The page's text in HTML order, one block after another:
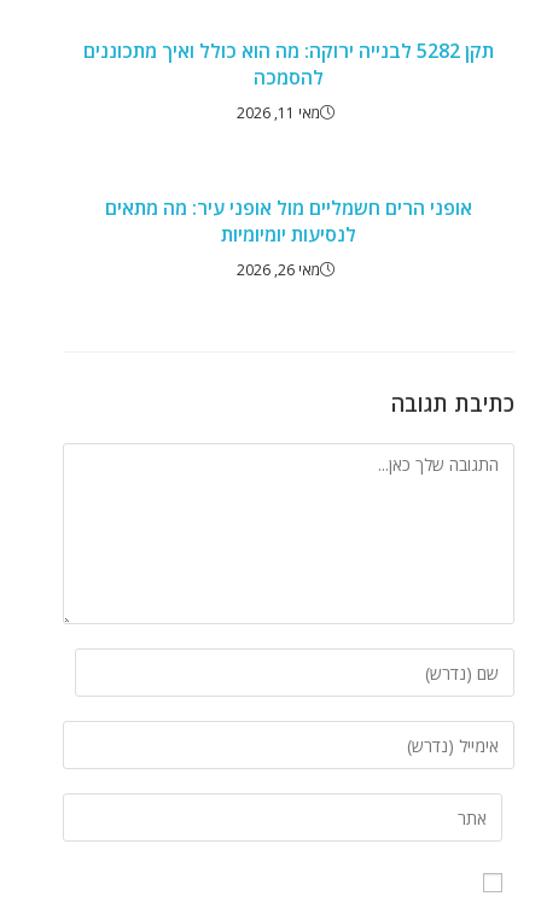
תקן 5282 לבנייה ירוקה: מה הוא כולל ואיך מתכוננים
להסמכה
מאי 11, 2026
אופני הרים חשמליים מול אופני עיר: מה מתאים
לנסיעות יומיומיות
מאי 26, 2026
כתיבת תגובה